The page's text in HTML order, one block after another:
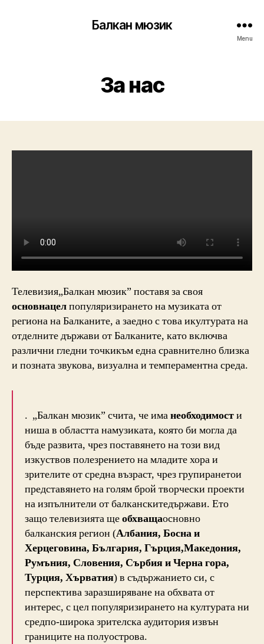
Балкан мюзик
Menu
За нас
Телевизия„Балкан мюзик” поставя за своя
основнацелпопуляризирането на музиката от
региона на Балканите, а заедно с това икултурата на
отделните държави от Балканите, като включва
различни гледни точкикъм една сравнително близка
и позната звукова, визуална и темпераментна среда.
. „Балкан мюзик” счита, че иманеобходимости
ниша в областта намузиката, която би могла да
бъде развита, чрез поставянето на този вид
изкуствов полезрението на младите хора и
зрителите от средна възраст, чрез групиранетои
представянето на голям брой творчески проекти
на изпълнители от балканскитедържави. Ето
защо телевизията щеобхващаосновно
балканския регион (Албания, Босна и
Херцеговина, България, Гърция,Македония,
Румъния, Словения, Сърбия и Черна гора,
Турция, Хърватия) в съдържанието си, с
перспектива заразширяване на обхвата от
интерес, с цел популяризирането на културата ни
средпо-широка зрителска аудитория извън
границите на полуострова.